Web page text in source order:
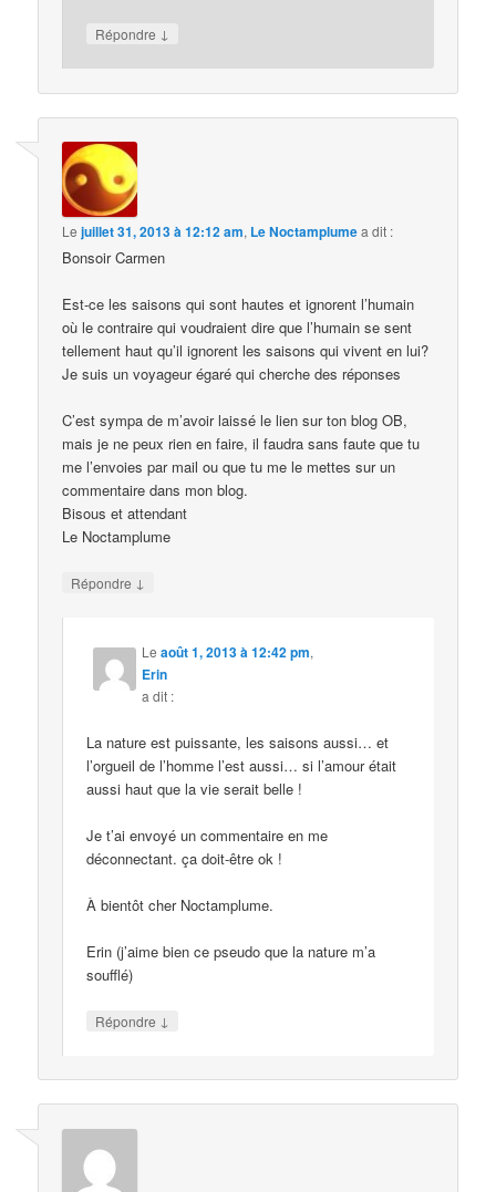
Répondre ↓
Lejuillet 31, 2013 à 12:12 am, Le Noctamplumea dit :
Bonsoir Carmen
Est-ce les saisons qui sont hautes et ignorent l’humain
où le contraire qui voudraient dire que l’humain se sent
tellement haut qu’il ignorent les saisons qui vivent en lui?
Je suis un voyageur égaré qui cherche des réponses
C’est sympa de m’avoir laissé le lien sur ton blog OB,
mais je ne peux rien en faire, il faudra sans faute que tu
me l’envoies par mail ou que tu me le mettes sur un
commentaire dans mon blog.
Bisous et attendant
Le Noctamplume
Répondre ↓
Leaoût 1, 2013 à 12:42 pm,
Erin
a dit :
La nature est puissante, les saisons aussi… et
l’orgueil de l’homme l’est aussi… si l’amour était
aussi haut que la vie serait belle !
Je t’ai envoyé un commentaire en me
déconnectant. ça doit-être ok !
À bientôt cher Noctamplume.
Erin (j’aime bien ce pseudo que la nature m’a
soufflé)
Répondre ↓